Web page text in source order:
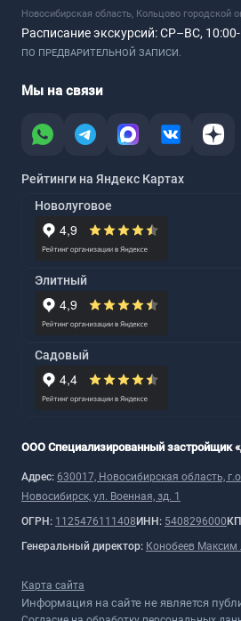
Новосибирская область, Кольцово городской
Расписание экскурсий:СР–ВС,
ПО ПРЕДВАРИТЕЛЬНОЙ ЗАПИСИ.
Мы на связи
Рейтинги на Яндекс Картах
Новолуговое
Элитный
Садовый
ООО Специализированный застройщик
Адрес: 630017, Новосибирская область,
Новосибирск, ул. Военная, зд. 1
ОГРН: 1125476111408 ИНН: 5408296000
Генеральный директор: Конобеев Максим
Карта сайта
Информация на сайте не является